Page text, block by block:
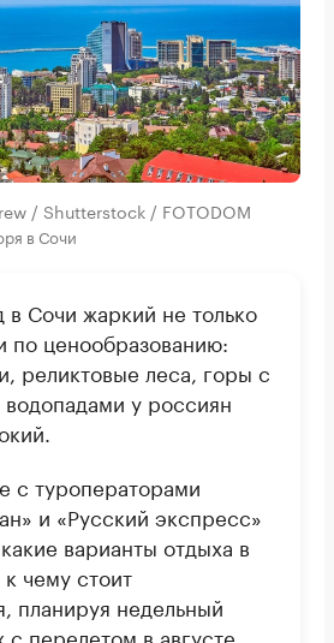
/ Shutterstock / FOTODOM
в Сочи
в Сочи жаркий не только
по ценообразованию:
реликтовые леса, горы с
у россиян
с туроператорами
и «Русский экспресс»
варианты отдыха в
чему стоит
планируя недельный
перелетом в августе.